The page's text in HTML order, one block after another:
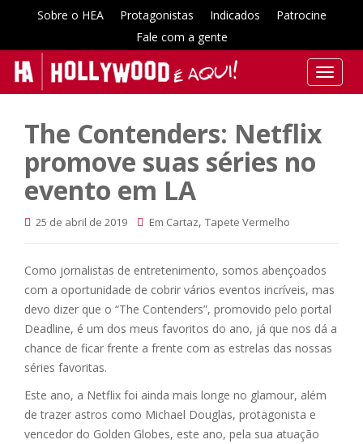
Sobre o HEA Protagonistas Indicados
Patrocine
Fale com a gente
T
o
a
t
i
o
n
The Contenders: Netflix
promove suas séries no
evento em LA
25 de abril de 2019 Em Cartaz, Tapete Vermelho
Como jornalistas de entretenimento, somos abençoados
com a oportunidade de cobrir vários eventos incríveis, mas
devo dizer que o “The Contenders”, promovido pelo portal
Deadline, é um dos meus favoritos do ano, já que nos dá a
chance de ficar frente a frente com as estrelas das nossas
séries favoritas.
Este ano, a Netflix foi ainda mais longe no glamour, além
de trazer astros como Michael Douglas, protagonista e
vencedor do Golden Globes, este ano, pela sua atuação